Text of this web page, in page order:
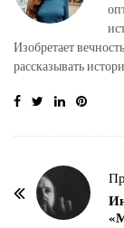
Изобретает
рассказывать